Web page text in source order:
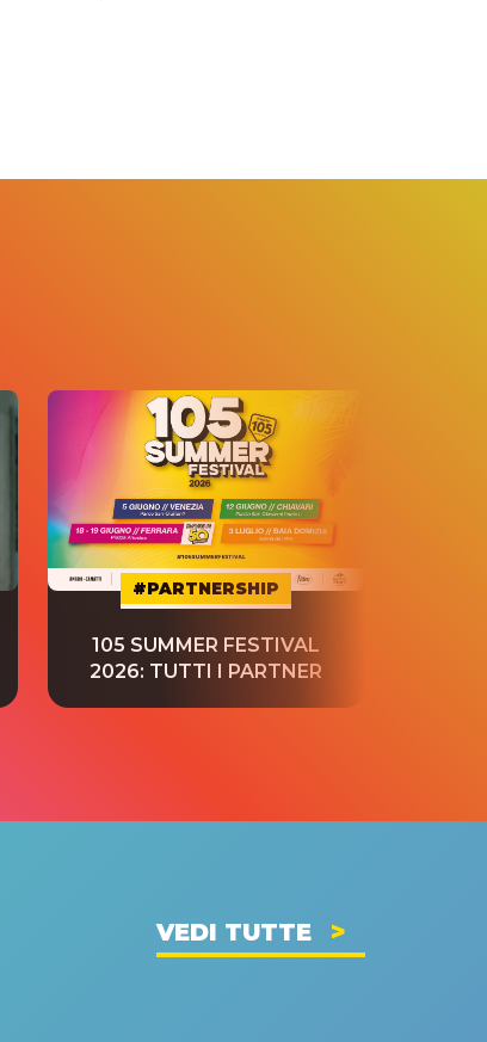
#PARTNERSHIP
105 SUMMER FESTIVAL
2026: TUTTI I PARTNER
VEDI TUTTE